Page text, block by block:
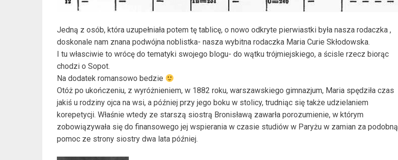
Jedną z osób, która uzupełniała potem tę tablicę, o nowo odkryte pierwiastki była nasza rodaczka ,
doskonale nam znana podwójna noblistka- nasza wybitna rodaczka Maria Curie Skłodowska.
I tu własciwie to wrócę do tematyki swojego blogu- do wątku trójmiejskiego, a ścisle rzecz biorąc
chodzi o Sopot.
Na dodatek romansowo bedzie
Otóż po ukończeniu, z wyróżnieniem, w 1882 roku, warszawskiego gimnazjum, Maria spędziła czas
jakiś u rodziny ojca na wsi, a później przy jego boku w stolicy, trudniąc się także udzielaniem
korepetycji. Właśnie wtedy ze starszą siostrą Bronisławą zawarła porozumienie, w którym
zobowiązywała się do finansowego jej wspierania w czasie studiów w Paryżu w zamian za podobną
pomoc ze strony siostry dwa lata później.